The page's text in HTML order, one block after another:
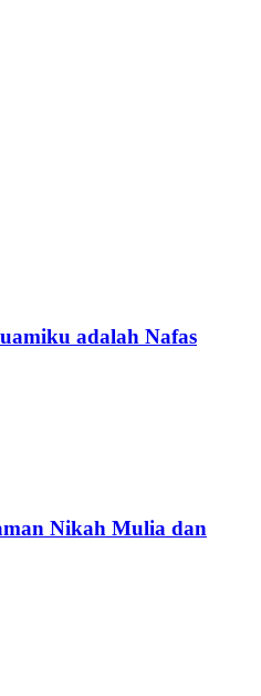
adalah Nafas
Nikah Mulia dan